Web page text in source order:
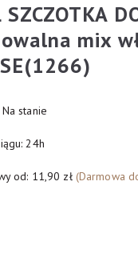
SZCZOTKA
owalna mix
stanie
24h
od: 11,90 zł (Darmowa